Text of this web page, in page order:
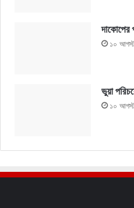
দাকোপের
১০
ভুয়া
১০